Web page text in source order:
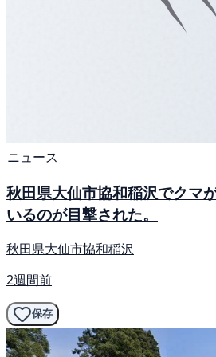
ニュース
秋田県大仙市協和稲沢でクマ
いるのが目撃された。
秋田県大仙市協和稲沢
2週間前
保存